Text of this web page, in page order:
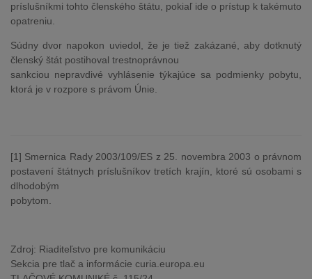
príslušníkmi tohto členského štátu, pokiaľ ide o prístup k takémuto
opatreniu.
Súdny dvor napokon uviedol, že je tiež zakázané, aby dotknutý
členský štát postihoval trestnoprávnou
sankciou nepravdivé vyhlásenie týkajúce sa podmienky pobytu,
ktorá je v rozpore s právom Únie.
[1] Smernica Rady 2003/109/ES z 25. novembra 2003 o právnom
postavení štátnych príslušníkov tretích krajín, ktoré sú osobami s
dlhodobým
pobytom.
Zdroj: Riaditeľstvo pre komunikáciu
Sekcia pre tlač a informácie curia.europa.eu